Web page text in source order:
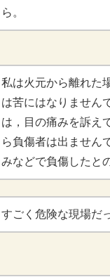
ら。
私は火元から離れた
は苦にはなりません
は，目の痛みを訴え
ら負傷者は出ません
みなどで負傷したと
すごく危険な現場だ